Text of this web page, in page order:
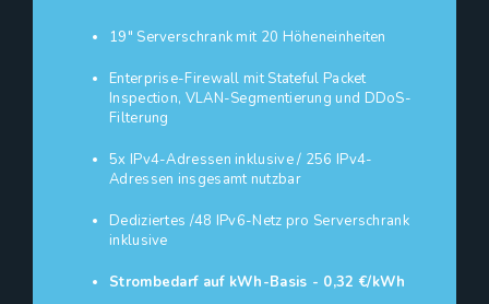
19" Serverschrank mit 20 Höheneinheiten
Enterprise-Firewall mit Stateful Packet
Inspection, VLAN-Segmentierung und DDoS-
Filterung
5x IPv4-Adressen inklusive / 256 IPv4-
Adressen insgesamt nutzbar
Dediziertes /48 IPv6-Netz pro Serverschrank
inklusive
Strombedarf auf kWh-Basis - 0,32 €/kWh